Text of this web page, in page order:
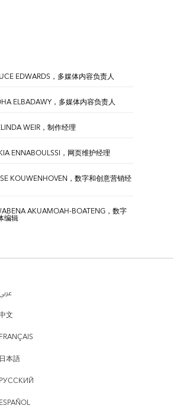
EDWARDS，多媒体内容负责人
ELBADAWY，多媒体内容负责人
WEIR，制作经理
ENNABOULSSI，网页维护经理
KOUWENHOVEN，数字和创意营销经
AKUAMOAH-BOATENG，数字
编辑
文
FRANÇAIS
日本語
РУССКИЙ
ESPAÑOL